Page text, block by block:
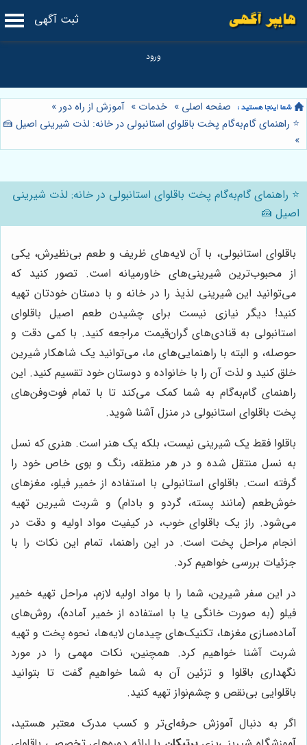
ثبت آگهی
صفحه اصلی » خدمات » آموزش از راه دور»
⭐️ راهنمای گام‌به‌گام پخت باقلوای استانبولی در خانه: لذت شیرینی اصیل 🍰
»
⭐️ راهنمای گام‌به‌گام پخت باقلوای استانبولی در خانه: لذت شیرینی
اصیل 🍰
باقلوای استانبولی، با آن لایه‌های ظریف و طعم بی‌نظیرش، یکی
از محبوب‌ترین شیرینی‌های خاورمیانه است. تصور کنید که
می‌توانید این شیرینی لذیذ را در خانه و با دستان خودتان تهیه
کنید! دیگر نیازی نیست برای چشیدن طعم اصیل باقلوای
استانبولی به قنادی‌های گران‌قیمت مراجعه کنید. با کمی دقت و
حوصله، و البته با راهنمایی‌های ما، می‌توانید یک شاهکار شیرین
خلق کنید و لذت آن را با خانواده و دوستان خود تقسیم کنید. این
راهنمای گام‌به‌گام به شما کمک می‌کند تا با تمام فوت‌وفن‌های
پخت باقلوای استانبولی در منزل آشنا شوید.
باقلوا فقط یک شیرینی نیست، بلکه یک هنر است. هنری که نسل
به نسل منتقل شده و در هر منطقه، رنگ و بوی خاص خود را
گرفته است. باقلوای استانبولی با استفاده از خمیر فیلو، مغزهای
خوش‌طعم (مانند پسته، گردو و بادام) و شربت شیرین تهیه
می‌شود. راز یک باقلوای خوب، در کیفیت مواد اولیه و دقت در
انجام مراحل پخت است. در این راهنما، تمام این نکات را با
جزئیات بررسی خواهیم کرد.
در این سفر شیرین، شما را با مواد اولیه لازم، مراحل تهیه خمیر
فیلو (به صورت خانگی یا با استفاده از خمیر آماده)، روش‌های
آماده‌سازی مغزها، تکنیک‌های چیدمان لایه‌ها، نحوه پخت و تهیه
شربت آشنا خواهیم کرد. همچنین، نکات مهمی را در مورد
نگهداری باقلوا و تزئین آن به شما خواهیم گفت تا بتوانید
باقلوایی بی‌نقص و چشم‌نواز تهیه کنید.
اگر به دنبال آموزش حرفه‌ای‌تر و کسب مدرک معتبر هستید،